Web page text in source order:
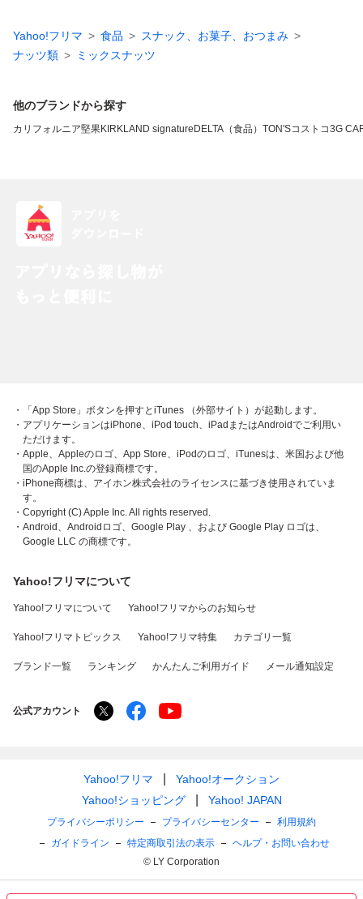
Yahoo!フリマ 食品
スナック、お菓子、おつまみ
ナッツ類
ミックスナッツ
他のブランドから探す
カリフォルニア堅果KIRKLAND signature DELTA（食品） TON'Sコストコ3G
・「App Store」ボタンを押すとiTunes （外部サイト）が起動します。
・アプリケーションはiPhone、iPod touch、iPadまたはAndroidでご利用い
ただけます。
・Apple、Appleのロゴ、App Store、iPodのロゴ、iTunesは、米国および他
国のApple Inc.の登録商標です。
・iPhone商標は、アイホン株式会社のライセンスに基づき使用されていま
す。
・Copyright (C) Apple Inc. All rights reserved.
・Android、Androidロゴ、Google Play 、および Google Play ロゴは、
Google LLC の商標です。
Yahoo!フリマについて
Yahoo!フリマについて Yahoo!フリマからのお知らせ
Yahoo!フリマトピックス Yahoo!フリマ特集 カテゴリ一覧
ブランド一覧 ランキング かんたんご利用ガイド メール通知設定
公式アカウント
Yahoo!フリマ
Yahoo!オークション
Yahoo!ショッピング
Yahoo! JAPAN
プライバシーポリシー プライバシーセンター
利用規約
ガイドライン
特定商取引法の表示
ヘルプ・お問い合わせ
© LY Corporation